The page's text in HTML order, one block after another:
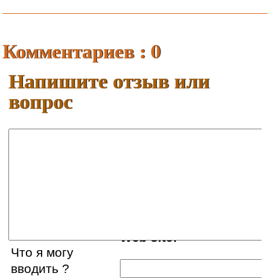
Комментариев : 0
Напишите отзыв или
вопрос
Web site:
Что я могу
вводить ?